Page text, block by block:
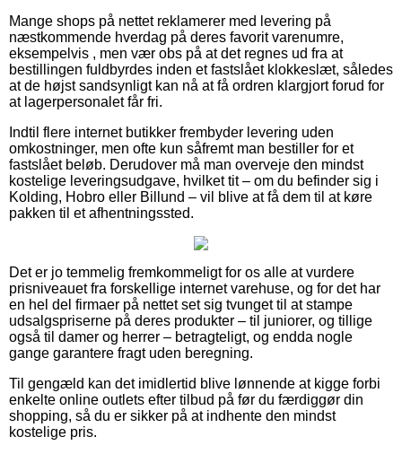
Mange shops på nettet reklamerer med levering på
næstkommende hverdag på deres favorit varenumre,
eksempelvis , men vær obs på at det regnes ud fra at
bestillingen fuldbyrdes inden et fastslået klokkeslæt, således
at de højst sandsynligt kan nå at få ordren klargjort forud for
at lagerpersonalet får fri.
Indtil flere internet butikker frembyder levering uden
omkostninger, men ofte kun såfremt man bestiller for et
fastslået beløb. Derudover må man overveje den mindst
kostelige leveringsudgave, hvilket tit – om du befinder sig i
Kolding, Hobro eller Billund – vil blive at få dem til at køre
pakken til et afhentningssted.
Det er jo temmelig fremkommeligt for os alle at vurdere
prisniveauet fra forskellige internet varehuse, og for det har
en hel del firmaer på nettet set sig tvunget til at stampe
udsalgspriserne på deres produkter – til juniorer, og tillige
også til damer og herrer – betragteligt, og endda nogle
gange garantere fragt uden beregning.
Til gengæld kan det imidlertid blive lønnende at kigge forbi
enkelte online outlets efter tilbud på før du færdiggør din
shopping, så du er sikker på at indhente den mindst
kostelige pris.